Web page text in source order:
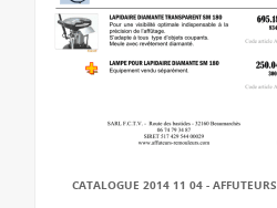
CATALOGUE 2014 11 04 - AFFUTEURS